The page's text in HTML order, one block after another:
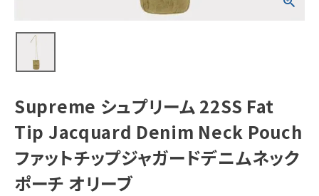
Tシャツ・ロングスリーブ
パーカー・トレーナー
キャップ・ハット
ニット帽・ビーニー
バックパック・リュック
Supreme シュプリーム 22SS Fat
Tip Jacquard Denim Neck Pouch
ファットチップジャガードデニムネック
ポーチ オリーブ